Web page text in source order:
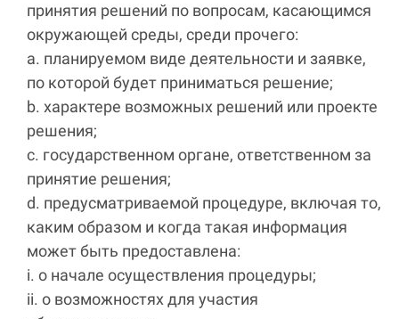
принятия решений по вопросам, касающимся
окружающей среды, среди прочего:
a. планируемом виде деятельности и заявке,
по которой будет приниматься решение;
b. характере возможных решений или проекте
решения;
c. государственном органе, ответственном за
принятие решения;
d. предусматриваемой процедуре, включая то,
каким образом и когда такая информация
может быть предоставлена:
i. о начале осуществления процедуры;
ii. о возможностях для участия